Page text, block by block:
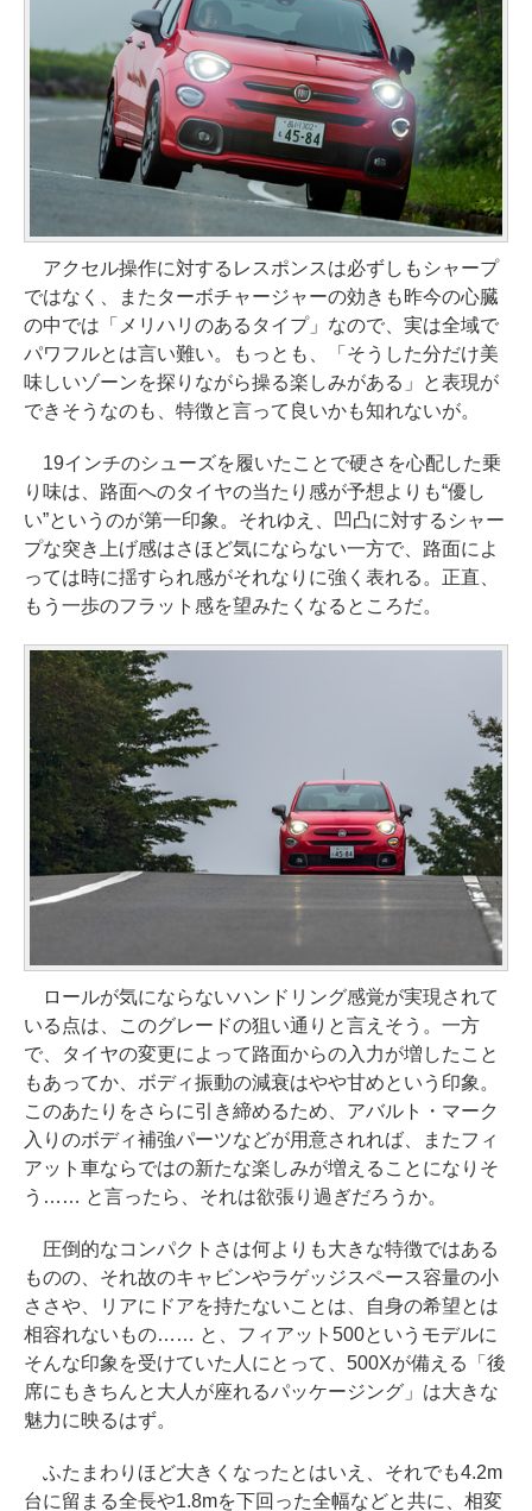
アクセル操作に対するレスポンスは必ずしもシャープ
ではなく、またターボチャージャーの効きも昨今の心臓
の中では「メリハリのあるタイプ」なので、実は全域で
パワフルとは言い難い。もっとも、「そうした分だけ美
味しいゾーンを探りながら操る楽しみがある」と表現が
できそうなのも、特徴と言って良いかも知れないが。
19インチのシューズを履いたことで硬さを心配した乗
り味は、路面へのタイヤの当たり感が予想よりも“優し
い”というのが第一印象。それゆえ、凹凸に対するシャー
プな突き上げ感はさほど気にならない一方で、路面によ
っては時に揺すられ感がそれなりに強く表れる。正直、
もう一歩のフラット感を望みたくなるところだ。
ロールが気にならないハンドリング感覚が実現されて
いる点は、このグレードの狙い通りと言えそう。一方
で、タイヤの変更によって路面からの入力が増したこと
もあってか、ボディ振動の減衰はやや甘めという印象。
このあたりをさらに引き締めるため、アバルト・マーク
入りのボディ補強パーツなどが用意されれば、またフィ
アット車ならではの新たな楽しみが増えることになりそ
う…… と言ったら、それは欲張り過ぎだろうか。
圧倒的なコンパクトさは何よりも大きな特徴ではある
ものの、それ故のキャビンやラゲッジスペース容量の小
ささや、リアにドアを持たないことは、自身の希望とは
相容れないもの…… と、フィアット500というモデルに
そんな印象を受けていた人にとって、500Xが備える「後
席にもきちんと大人が座れるパッケージング」は大きな
魅力に映るはず。
ふたまわりほど大きくなったとはいえ、それでも4.2m
台に留まる全長や1.8mを下回った全幅などと共に、相変